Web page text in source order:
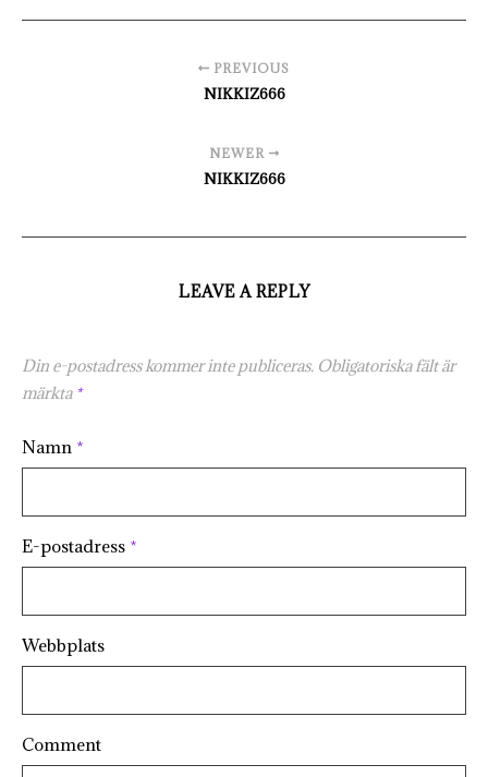
PREVIOUS
NIKKIZ666
NEWER
NIKKIZ666
LEAVE A REPLY
Din e-postadress kommer inte publiceras. Obligatoriska fält är
märkta *
Namn *
E-postadress *
Webbplats
Comment